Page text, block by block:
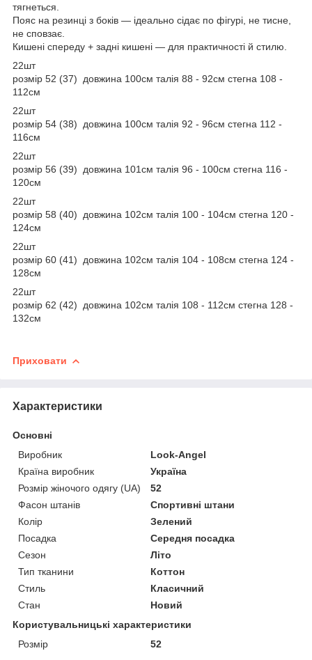
тягнеться.
Пояс на резинці з боків — ідеально сідає по фігурі, не тисне,
не сповзає.
Кишені спереду + задні кишені — для практичності й стилю.
22шт
розмір 52 (37) довжина 100см талія 88 - 92см стегна 108 -
112см
22шт
розмір 54 (38) довжина 100см талія 92 - 96см стегна 112 -
116см
22шт
розмір 56 (39) довжина 101см талія 96 - 100см стегна 116 -
120см
22шт
розмір 58 (40) довжина 102см талія 100 - 104см стегна 120 -
124см
22шт
розмір 60 (41) довжина 102см талія 104 - 108см стегна 124 -
128см
22шт
розмір 62 (42) довжина 102см талія 108 - 112см стегна 128 -
132см
Приховати
Характеристики
Основні
Виробник
Look-Angel
Країна виробник
Україна
Розмір жіночого одягу (UA)
52
Фасон штанів
Спортивні штани
Колір
Зелений
Посадка
Середня посадка
Сезон
Літо
Тип тканини
Коттон
Стиль
Класичний
Стан
Новий
Користувальницькі характеристики
Розмір
52